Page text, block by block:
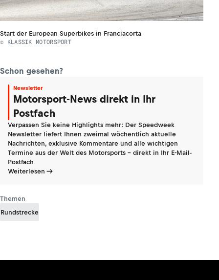
Start der European Superbikes in Franciacorta
© KLASSIK MOTORSPORT
Schon gesehen?
Newsletter
Motorsport-News direkt in Ihr
Postfach
Verpassen Sie keine Highlights mehr: Der Speedweek
Newsletter liefert Ihnen zweimal wöchentlich aktuelle
Nachrichten, exklusive Kommentare und alle wichtigen
Termine aus der Welt des Motorsports - direkt in Ihr E-Mail-
Postfach
Weiterlesen
Themen
Rundstrecke